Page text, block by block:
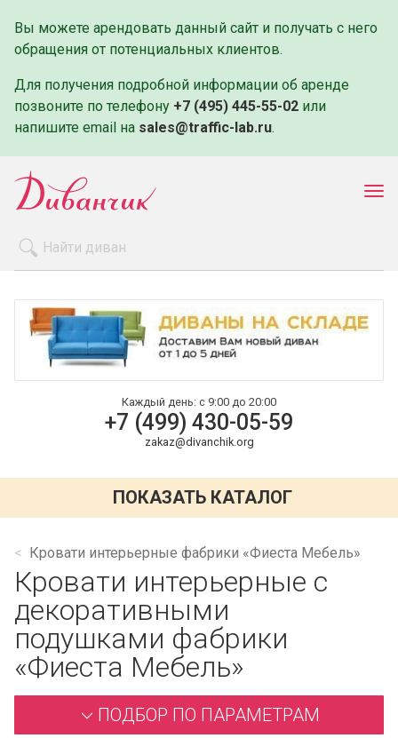
Вы можете арендовать данный сайт и получать с него
обращения от потенциальных клиентов.
Для получения подробной информации об аренде
позвоните по телефону +7 (495) 445-55-02 или
напишите email на sales@traffic-lab.ru.
Оплата и доставка
Контакты
Каждый день: с 9:00 до 20:00
+7 (499) 430-05-59
zakaz@divanchik.org
ПОКАЗАТЬ КАТАЛОГ
Кровати интерьерные фабрики «Фиеста Мебель»
Кровати интерьерные с
декоративными
подушками фабрики
«Фиеста Мебель»
ПОДБОР ПО ПАРАМЕТРАМ